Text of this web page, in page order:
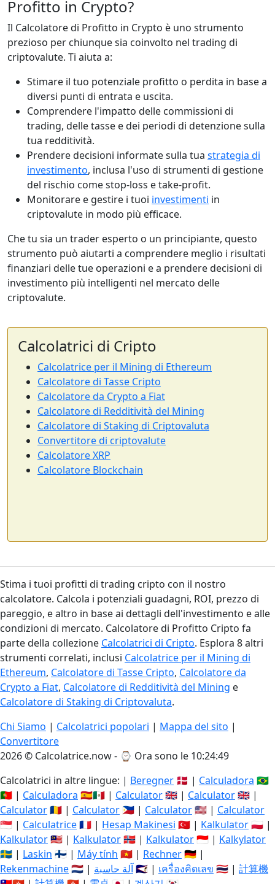
Profitto in Crypto?
Il Calcolatore di Profitto in Crypto è uno strumento
prezioso per chiunque sia coinvolto nel trading di
criptovalute. Ti aiuta a:
Stimare il tuo potenziale profitto o perdita in base a
diversi punti di entrata e uscita.
Comprendere l'impatto delle commissioni di
trading, delle tasse e dei periodi di detenzione sulla
tua redditività.
Prendere decisioni informate sulla tua strategia di
investimento, inclusa l'uso di strumenti di gestione
del rischio come stop-loss e take-profit.
Monitorare e gestire i tuoi investimenti in
criptovalute in modo più efficace.
Che tu sia un trader esperto o un principiante, questo
strumento può aiutarti a comprendere meglio i risultati
finanziari delle tue operazioni e a prendere decisioni di
investimento più intelligenti nel mercato delle
criptovalute.
Calcolatrici di Cripto
Calcolatrice per il Mining di Ethereum
Calcolatore di Tasse Cripto
Calcolatore da Crypto a Fiat
Calcolatore di Redditività del Mining
Calcolatore di Staking di Criptovaluta
Convertitore di criptovalute
Calcolatore XRP
Calcolatore Blockchain
Stima i tuoi profitti di trading cripto con il nostro
calcolatore. Calcola i potenziali guadagni, ROI, prezzo di
pareggio, e altro in base ai dettagli dell'investimento e alle
condizioni di mercato. Calcolatore di Profitto Cripto fa
parte della collezione Calcolatrici di Cripto. Esplora 8 altri
strumenti correlati, inclusi Calcolatrice per il Mining di
Ethereum, Calcolatore di Tasse Cripto, Calcolatore da
Crypto a Fiat, Calcolatore di Redditività del Mining e
Calcolatore di Staking di Criptovaluta.
Chi Siamo | Calcolatrici popolari | Mappa del sito |
Convertitore
2026 © Calcolatrice.now - ⌚ Ora sono le 10:24:50
Calcolatrici in altre lingue: | Beregner 🇩🇰 | Calculadora 🇧🇷
🇵🇹 | Calculadora 🇪🇸🇲🇽 | Calculator🇬🇧 | Calculator🇬🇧 |
Calculator🇷🇴 | Calculator 🇵🇭 | Calculator🇺🇸 | Calculator
🇸🇬 | Calculatrice🇫🇷 | Hesap Makinesi 🇹🇷 | Kalkulator🇵🇱 |
Kalkulator🇲🇾 | Kalkulator🇳🇴 | Kalkulator🇮🇩 | Kalkylator
🇸🇪 | Laskin 🇫🇮 | Máy tính 🇻🇳 | Rechner🇩🇪 |
Rekenmachine🇳🇱 | آلة حاسبة🇸🇦 | เครื่องคิดเลข 🇹🇭 | 計算機